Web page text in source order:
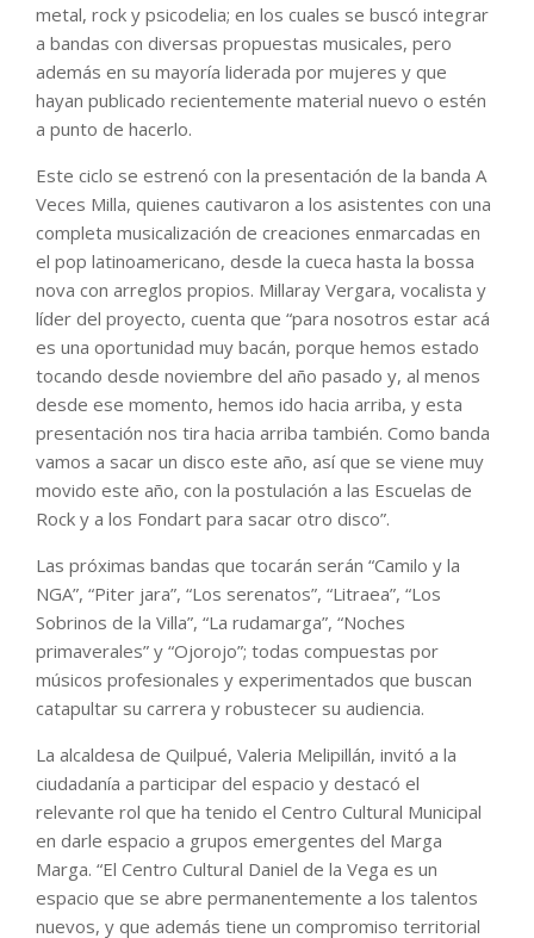
metal, rock y psicodelia; en los cuales se buscó integrar
a bandas con diversas propuestas musicales, pero
además en su mayoría liderada por mujeres y que
hayan publicado recientemente material nuevo o estén
a punto de hacerlo.
Este ciclo se estrenó con la presentación de la banda A
Veces Milla, quienes cautivaron a los asistentes con una
completa musicalización de creaciones enmarcadas en
el pop latinoamericano, desde la cueca hasta la bossa
nova con arreglos propios. Millaray Vergara, vocalista y
líder del proyecto, cuenta que “para nosotros estar acá
es una oportunidad muy bacán, porque hemos estado
tocando desde noviembre del año pasado y, al menos
desde ese momento, hemos ido hacia arriba, y esta
presentación nos tira hacia arriba también. Como banda
vamos a sacar un disco este año, así que se viene muy
movido este año, con la postulación a las Escuelas de
Rock y a los Fondart para sacar otro disco”.
Las próximas bandas que tocarán serán “Camilo y la
NGA”, “Piter jara”, “Los serenatos”, “Litraea”, “Los
Sobrinos de la Villa”, “La rudamarga”, “Noches
primaverales” y “Ojorojo”; todas compuestas por
músicos profesionales y experimentados que buscan
catapultar su carrera y robustecer su audiencia.
La alcaldesa de Quilpué, Valeria Melipillán, invitó a la
ciudadanía a participar del espacio y destacó el
relevante rol que ha tenido el Centro Cultural Municipal
en darle espacio a grupos emergentes del Marga
Marga. “El Centro Cultural Daniel de la Vega es un
espacio que se abre permanentemente a los talentos
nuevos, y que además tiene un compromiso territorial